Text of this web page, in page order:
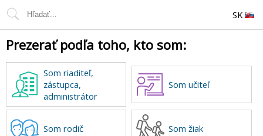
SK
Prezerať podľa toho, kto som:
Som riaditeľ,
zástupca,
administrátor
Som učiteľ
Som rodič Som žiak